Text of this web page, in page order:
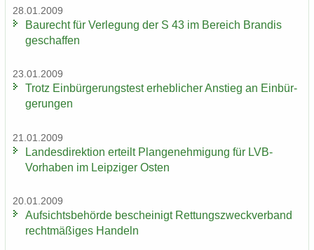
28.01.2009
Bau­recht für Ver­le­gung der S 43 im Be­reich Bran­dis
ge­schaf­fen
23.01.2009
Trotz Ein­bür­ge­rungs­test er­heb­li­cher An­stieg an Ein­bür­
ge­run­gen
21.01.2009
Lan­des­di­rek­ti­on er­teilt Plan­ge­neh­mi­gung für LVB-​
Vorhaben im Leip­zi­ger Osten
20.01.2009
Auf­sichts­be­hör­de be­schei­nigt Ret­tungs­zweck­ver­band
recht­mä­ßi­ges Han­deln